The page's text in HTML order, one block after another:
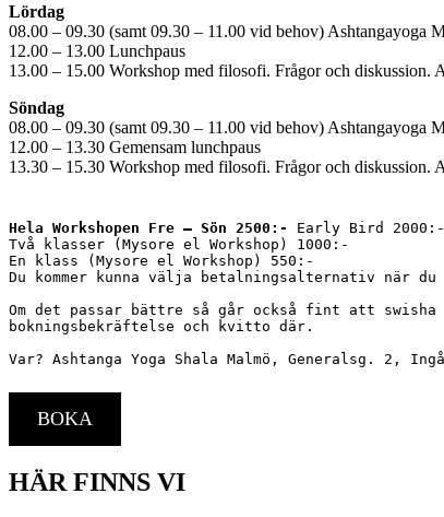
Lördag
08.00 – 09.30 (samt 09.30 – 11.00 vid behov) Ashtangayoga
12.00 – 13.00 Lunchpaus
13.00 – 15.00 Workshop med filosofi. Frågor och diskussion.
Söndag
08.00 – 09.30 (samt 09.30 – 11.00 vid behov) Ashtangayoga
12.00 – 13.30 Gemensam lunchpaus
13.30 – 15.30 Workshop med filosofi. Frågor och diskussion.
Hela Workshopen Fre — Sön 2500:- Early Bird
Två klasser (Mysore el Workshop) 1000:-
En klass (Mysore el Workshop) 550:-
Du kommer kunna välja betalningsalternativ när
Om det passar bättre så går också fint att
bokningsbekräftelse och kvitto där.
Var? Ashtanga Yoga Shala Malmö, Generalsg. 2,
BOKA
HÄR FINNS VI